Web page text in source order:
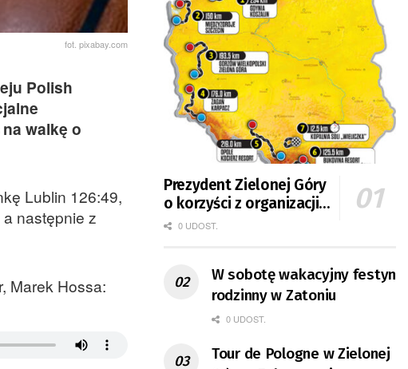
fot. pixabay.com
Polish
walkę o
Lublin 126:49,
następnie z
Marek Hossa:
Prezydent Zielonej Góry
o korzyści z organizacji
mety Tour de Pologne
0 UDOST.
W sobotę wakacyjny festyn
rodzinny w Zatoniu
0 UDOST.
Tour de Pologne w Zielonej